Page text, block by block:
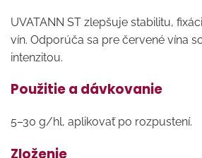
UVATANN ST zlepšuje stabilitu,
vín. Odporúča sa pre červené vína
intenzitou.
Použitie a dávkovanie
5–30 g/hl, aplikovať po rozpustení.
Zloženie